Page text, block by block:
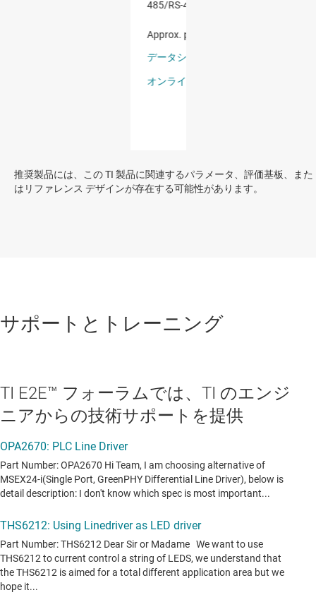
推奨製品には、この TI 製品に関連するパラメータ、評価基板、また
はリファレンス デザインが存在する可能性があります。
サポートとトレーニング
TI E2E™ フォーラムでは、TI のエンジ
ニアからの技術サポートを提供